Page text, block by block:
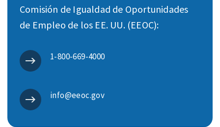
Comisión de Igualdad de Oportunidades
de Empleo de los EE. UU. (EEOC):
1-800-669-4000
info@eeoc.gov